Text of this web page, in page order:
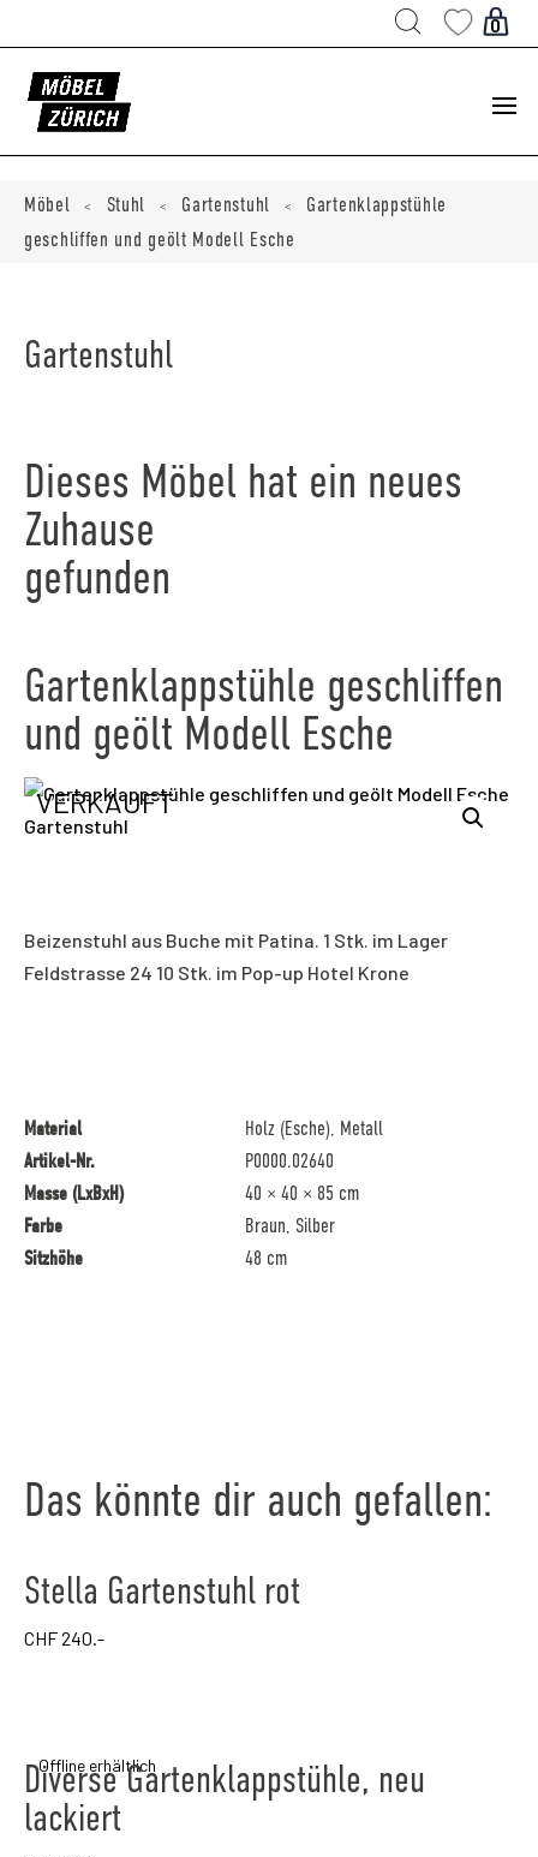
0
Möbel < Stuhl < Gartenstuhl <
Gartenklappstühle
geschliffen und geölt Modell Esche
Gartenstuhl
Dieses Möbel hat ein neues
Zuhause
gefunden
Gartenklappstühle geschliffen
und geölt Modell Esche
VERKAUFT
Beizenstuhl aus Buche mit Patina. 1 Stk. im Lager
Feldstrasse 24 10 Stk. im Pop-up Hotel Krone
Material
Holz (Esche), Metall
Artikel-Nr.
P0000.02640
Masse (LxBxH)
40 × 40 × 85 cm
Farbe
Braun, Silber
Sitzhöhe
48 cm
Das könnte dir auch gefallen:
Stella Gartenstuhl rot
CHF240.-
Offline erhältlich
Diverse Gartenklappstühle, neu
lackiert